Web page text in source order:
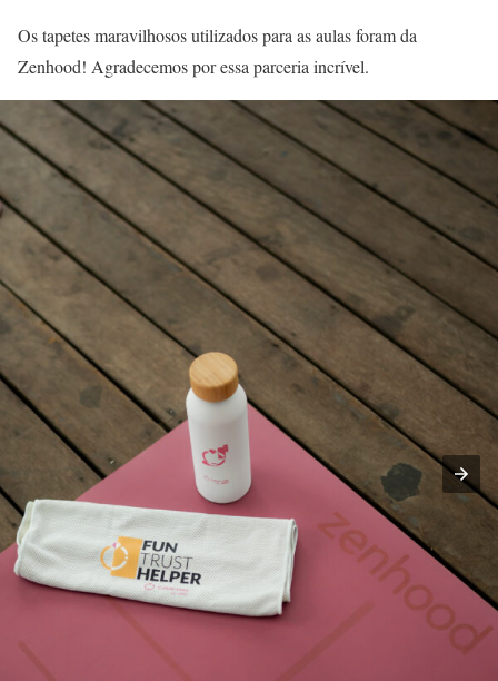
Os tapetes maravilhosos utilizados para as aulas foram da
Zenhood! Agradecemos por essa parceria incrível.